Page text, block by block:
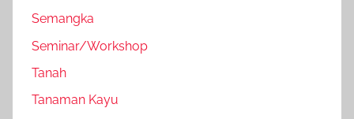
Semangka
Seminar/Workshop
Tanah
Tanaman Kayu